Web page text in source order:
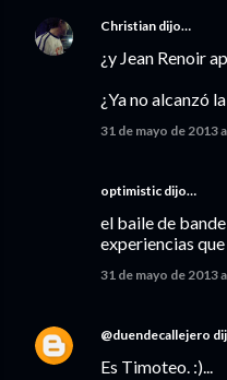
Christian dijo…
¿y Jean Renoir
¿Ya no alcanzó
31 de mayo de 2013
optimistic dijo…
el baile de
experiencias
31 de mayo de 2013
@duendecallejero
Es Timoteo. :)...